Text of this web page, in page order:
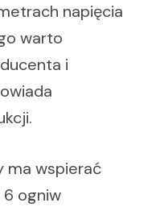
napięcia
warto
i
ma wspierać
6 ogniw